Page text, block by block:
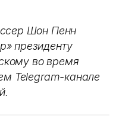
Шон Пенн
президенту
во время
Telegram-канале